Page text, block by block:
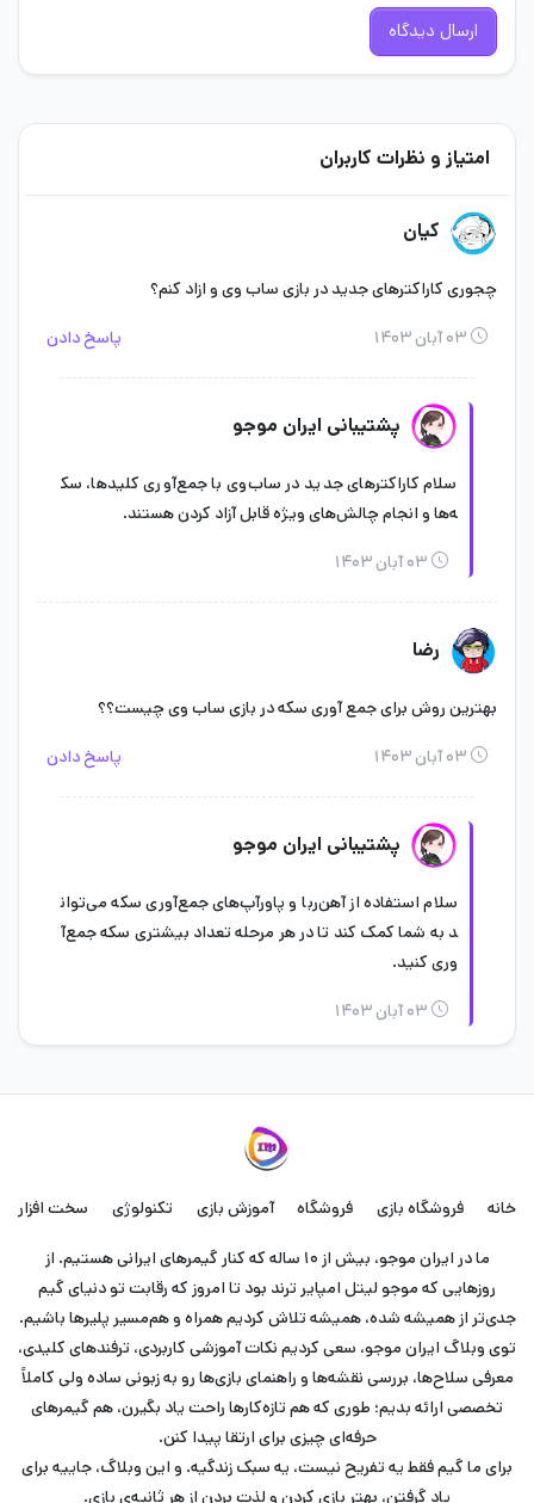
ارسال دیدگاه
امتیاز و نظرات کاربران
کیان
چجوری کاراکترهای جدید در بازی ساب وی و ازاد کنم؟
۰۳ آبان ۱۴۰۳ پاسخ دادن
پشتیبانی ایران موجو
سلام کاراکترهای جدید در ساب‌وی با جمع‌آوری کلیدها، سک
ه‌ها و انجام چالش‌های ویژه قابل آزاد کردن هستند.
۰۳ آبان ۱۴۰۳
رضا
بهترین‌ روش برای جمع آوری سکه در بازی ساب وی چیست؟؟
۰۳ آبان ۱۴۰۳ پاسخ دادن
پشتیبانی ایران موجو
سلام استفاده از آهن‌ربا و پاورآپ‌های جمع‌آوری سکه می‌توان
د به شما کمک کند تا در هر مرحله تعداد بیشتری سکه جمع‌آ
وری کنید.
۰۳ آبان ۱۴۰۳
خانه فروشگاه بازی فروشگاه آموزش بازی تکنولوژی سخت افزار
ما در ایران موجو، بیش از ۱۰ ساله که کنار گیمرهای ایرانی هستیم. از
روزهایی که موجو لیتل امپایر ترند بود تا امروز که رقابت تو دنیای گیم
جدی‌تر از همیشه شده، همیشه تلاش کردیم همراه و هم‌مسیر پلیرها باشیم.
توی وبلاگ ایران موجو، سعی کردیم نکات آموزشی کاربردی، ترفندهای کلیدی،
معرفی سلاح‌ها، بررسی نقشه‌ها و راهنمای بازی‌ها رو به زبونی ساده ولی کاملاً
تخصصی ارائه بدیم؛ طوری که هم تازه‌کارها راحت یاد بگیرن، هم گیمرهای
حرفه‌ای چیزی برای ارتقا پیدا کنن.
برای ما گیم فقط یه تفریح نیست، یه سبک زندگیه. و این وبلاگ، جاییه برای
یاد گرفتن، بهتر بازی کردن و لذت بردن از هر ثانیه‌ی بازی.